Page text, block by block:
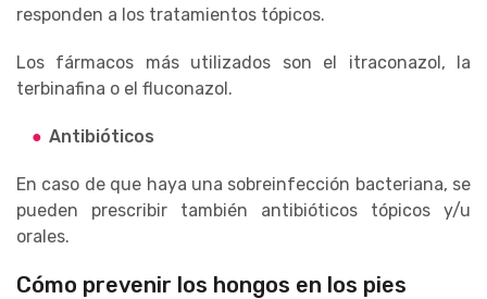
responden a los tratamientos tópicos.
Los fármacos más utilizados son el itraconazol, la
terbinafina o el fluconazol.
Antibióticos
En caso de que haya una sobreinfección bacteriana, se
pueden prescribir también antibióticos tópicos y/u
orales.
Cómo prevenir los hongos en los pies